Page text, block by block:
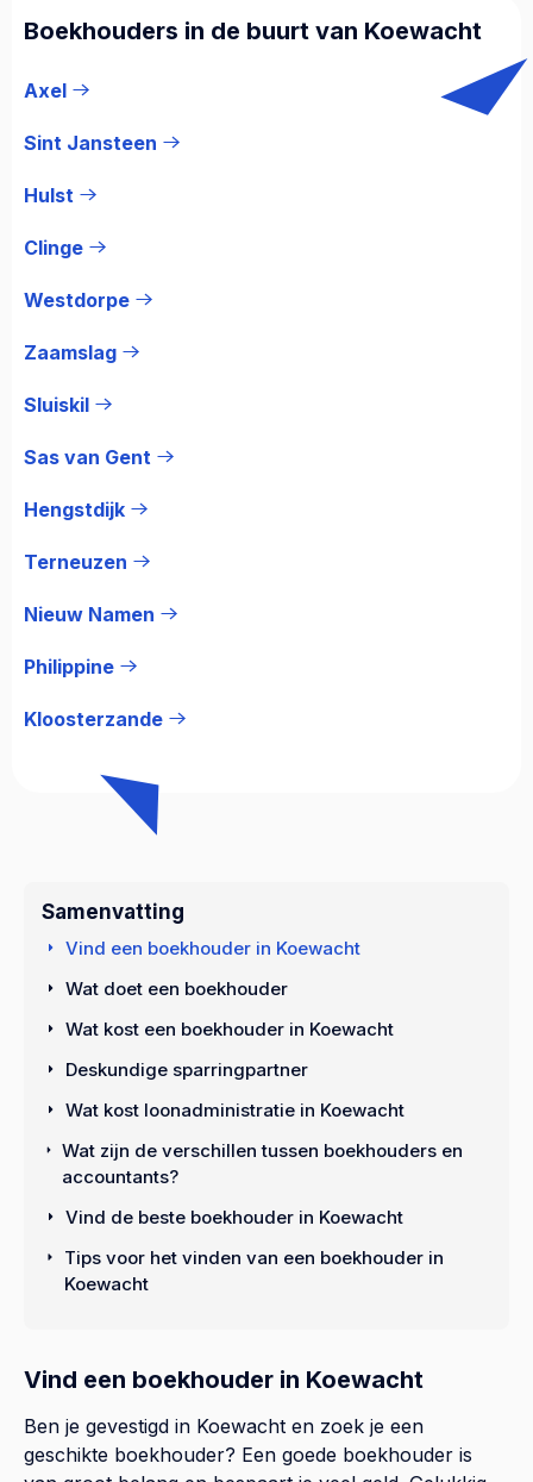
Boekhouders in de buurt van Koewacht
Axel
Sint Jansteen
Hulst
Clinge
Westdorpe
Zaamslag
Sluiskil
Sas van Gent
Hengstdijk
Terneuzen
Nieuw Namen
Philippine
Kloosterzande
Vind een boekhouder in Koewacht
Ben je gevestigd in Koewacht en zoek je een
geschikte boekhouder? Een goede boekhouder is
Samenvatting
Vind een boekhouder in Koewacht
Wat doet een boekhouder
Wat kost een boekhouder in Koewacht
Deskundige sparringpartner
Wat kost loonadministratie in Koewacht
Wat zijn de verschillen tussen boekhouders en
accountants?
Vind de beste boekhouder in Koewacht
Tips voor het vinden van een boekhouder in
Koewacht